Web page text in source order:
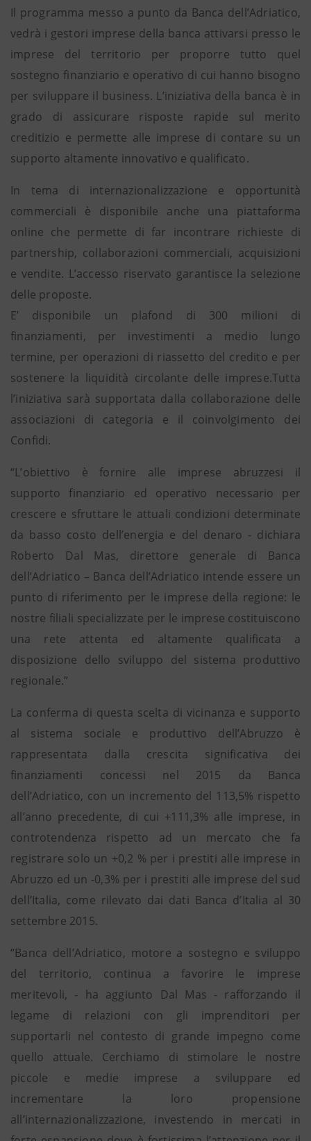
Il programma messo a punto da Banca dell’Adriatico,
vedrà i gestori imprese della banca attivarsi presso le
imprese del territorio per proporre tutto quel
sostegno finanziario e operativo di cui hanno bisogno
per sviluppare il business. L’iniziativa della banca è in
grado di assicurare risposte rapide sul merito
creditizio e permette alle imprese di contare su un
supporto altamente innovativo e qualificato.
In tema di internazionalizzazione e opportunità
commerciali è disponibile anche una piattaforma
online che permette di far incontrare richieste di
partnership, collaborazioni commerciali, acquisizioni
e vendite. L’accesso riservato garantisce la selezione
delle proposte.
E’ disponibile un plafond di 300 milioni di
finanziamenti, per investimenti a medio lungo
termine, per operazioni di riassetto del credito e per
sostenere la liquidità circolante delle imprese.Tutta
l’iniziativa sarà supportata dalla collaborazione delle
associazioni di categoria e il coinvolgimento dei
Confidi.
“L’obiettivo è fornire alle imprese abruzzesi il
supporto finanziario ed operativo necessario per
crescere e sfruttare le attuali condizioni determinate
da basso costo dell’energia e del denaro - dichiara
Roberto Dal Mas, direttore generale di Banca
dell’Adriatico – Banca dell’Adriatico intende essere un
punto di riferimento per le imprese della regione: le
nostre filiali specializzate per le imprese costituiscono
una rete attenta ed altamente qualificata a
disposizione dello sviluppo del sistema produttivo
regionale.”
La conferma di questa scelta di vicinanza e supporto
al sistema sociale e produttivo dell’Abruzzo è
rappresentata dalla crescita significativa dei
finanziamenti concessi nel 2015 da Banca
dell’Adriatico, con un incremento del 113,5% rispetto
all’anno precedente, di cui +111,3% alle imprese, in
controtendenza rispetto ad un mercato che fa
registrare solo un +0,2 % per i prestiti alle imprese in
Abruzzo ed un -0,3% per i prestiti alle imprese del sud
dell’Italia, come rilevato dai dati Banca d’Italia al 30
settembre 2015.
“Banca dell’Adriatico, motore a sostegno e sviluppo
del territorio, continua a favorire le imprese
meritevoli, - ha aggiunto Dal Mas - rafforzando il
legame di relazioni con gli imprenditori per
supportarli nel contesto di grande impegno come
quello attuale. Cerchiamo di stimolare le nostre
piccole e medie imprese a sviluppare ed
incrementare la loro propensione
all’internazionalizzazione, investendo in mercati in